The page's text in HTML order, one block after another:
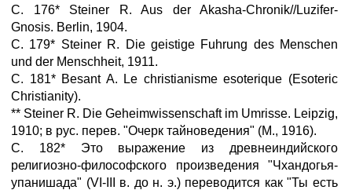
С. 176* Steiner R. Aus der Akasha-Chronik//Luzifer-
Gnosis. Berlin, 1904.
С. 179* Steiner R. Die geistige Fuhrung des Menschen
und der Menschheit, 1911.
С. 181* Besant A. Le christianisme esoterique (Esoteric
Christianity).
** Steiner R. Die Geheimwissenschaft im Umrisse. Leipzig,
1910; в рус. перев. "Очерк тайноведения" (М., 1916).
С. 182* Это выражение из древнеиндийского
религиозно-философского произведения "Чхандогья-
упанишада" (VI-III в. до н. э.) переводится как "Ты есть